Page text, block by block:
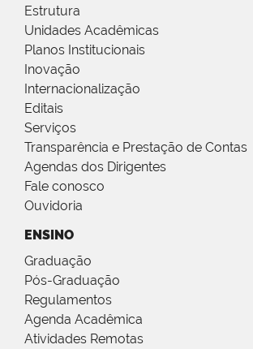
Estrutura
Unidades Acadêmicas
Planos Institucionais
Inovação
Internacionalização
Editais
Serviços
Transparência e Prestação de Contas
Agendas dos Dirigentes
Fale conosco
Ouvidoria
ENSINO
Graduação
Pós-Graduação
Regulamentos
Agenda Acadêmica
Atividades Remotas